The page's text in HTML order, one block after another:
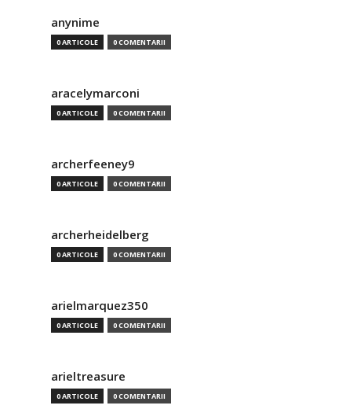
anynime
0 ARTICOLE 0 COMENTARII
aracelymarconi
0 ARTICOLE 0 COMENTARII
archerfeeney9
0 ARTICOLE 0 COMENTARII
archerheidelberg
0 ARTICOLE 0 COMENTARII
arielmarquez350
0 ARTICOLE 0 COMENTARII
arieltreasure
0 ARTICOLE 0 COMENTARII